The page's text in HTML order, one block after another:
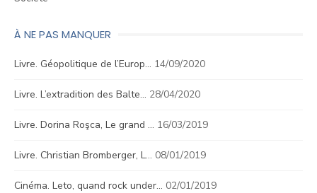
À NE PAS MANQUER
Livre. Géopolitique de l’Europ… 14/09/2020
Livre. L’extradition des Balte… 28/04/2020
Livre. Dorina Roşca, Le grand … 16/03/2019
Livre. Christian Bromberger, L… 08/01/2019
Cinéma. Leto, quand rock under… 02/01/2019